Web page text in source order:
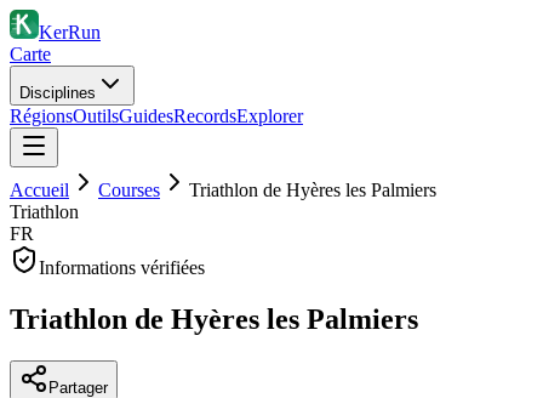
KerRun
Carte
Disciplines
RégionsOutilsGuidesRecordsExplorer
Accueil Courses
Triathlon de Hyères les Palmiers
Triathlon
FR
Informations vérifiées
Triathlon de Hyères les Palmiers
Partager